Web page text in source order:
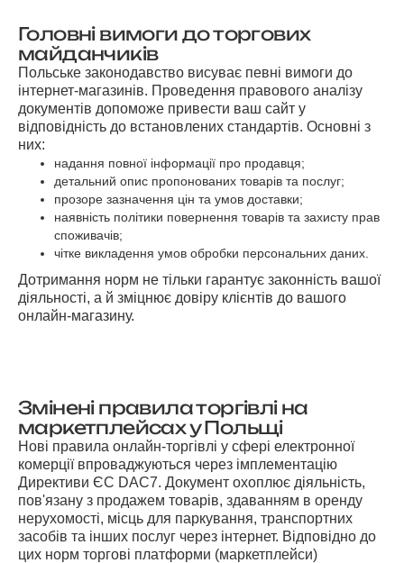
Головні вимоги до торгових
майданчиків
Польське законодавство висуває певні вимоги до
інтернет-магазинів. Проведення правового аналізу
документів допоможе привести ваш сайт у
відповідність до встановлених стандартів. Основні з
них:
надання повної інформації про продавця;
детальний опис пропонованих товарів та послуг;
прозоре зазначення цін та умов доставки;
наявність політики повернення товарів та захисту прав
споживачів;
чітке викладення умов обробки персональних даних.
Дотримання норм не тільки гарантує законність вашої
діяльності, а й зміцнює довіру клієнтів до вашого
онлайн-магазину.
Змінені правила торгівлі на
маркетплейсах у Польщі
Нові правила онлайн-торгівлі у сфері електронної
комерції впроваджуються через імплементацію
Директиви ЄС DAC7. Документ охоплює діяльність,
пов'язану з продажем товарів, здаванням в оренду
нерухомості, місць для паркування, транспортних
засобів та інших послуг через інтернет. Відповідно до
цих норм торгові платформи (маркетплейси)